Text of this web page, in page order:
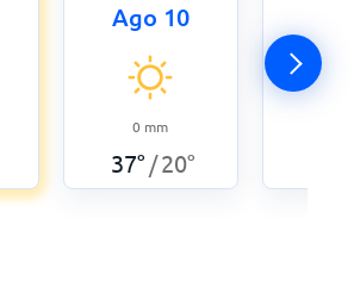
Ago 10
0 mm
37° /20°